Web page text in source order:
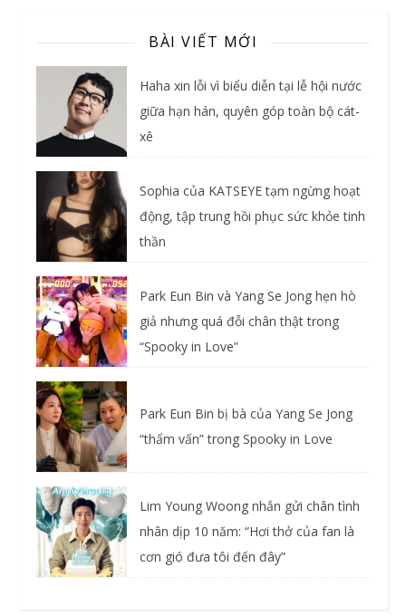
BÀI VIẾT MỚI
Haha xin lỗi vì biểu diễn tại lễ hội nước
giữa hạn hán, quyên góp toàn bộ cát-
xê
Sophia của KATSEYE tạm ngừng hoạt
động, tập trung hồi phục sức khỏe tinh
thần
Park Eun Bin và Yang Se Jong hẹn hò
giả nhưng quá đỗi chân thật trong
“Spooky in Love”
Park Eun Bin bị bà của Yang Se Jong
“thẩm vấn” trong Spooky in Love
Lim Young Woong nhắn gửi chân tình
nhân dịp 10 năm: “Hơi thở của fan là
cơn gió đưa tôi đến đây”